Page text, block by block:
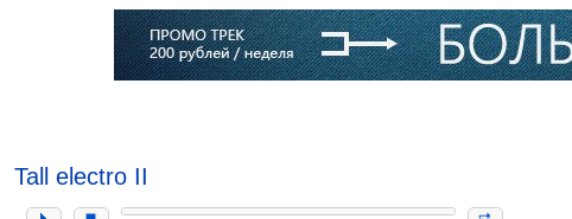
Tall electro II